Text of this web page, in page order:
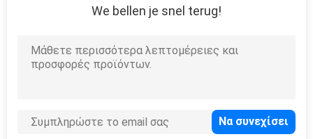
We bellen je snel terug!